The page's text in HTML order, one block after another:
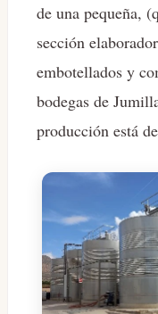
de una pequeña,
sección
embotellados y
bodegas de
producción está